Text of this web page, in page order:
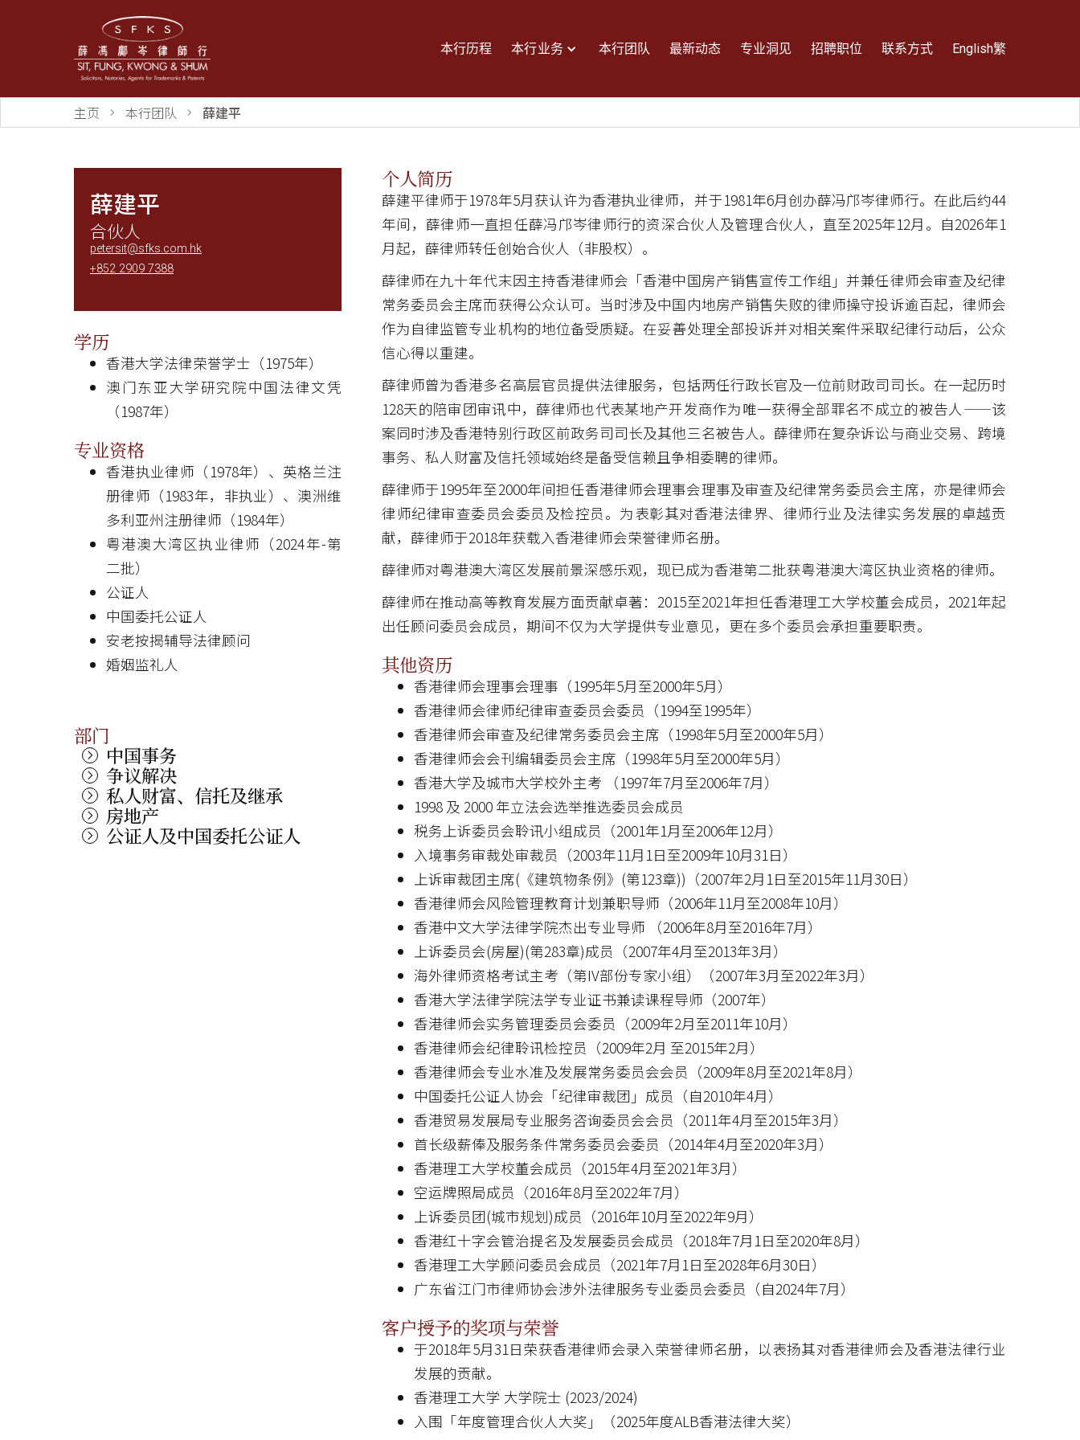
本行历程 本行业务 本行团队 最新动态 专业洞见 招聘职位 联系方式 English繁
主页 本行团队 薛建平
薛建平
合伙人
petersit@sfks.com.hk
+852 2909 7388
个人简历
薛建平律师于1978年5月获认许为香港执业律师，并于1981年6月创办薛冯邝岑律师行。在此后约44
年间，薛律师一直担任薛冯邝岑律师行的资深合伙人及管理合伙人，直至2025年12月。自2026年1
月起，薛律师转任创始合伙人（非股权）。
薛律师在九十年代末因主持香港律师会「香港中国房产销售宣传工作组」并兼任律师会审查及纪律
常务委员会主席而获得公众认可。当时涉及中国内地房产销售失败的律师操守投诉逾百起，律师会
作为自律监管专业机构的地位备受质疑。在妥善处理全部投诉并对相关案件采取纪律行动后，公众
信心得以重建。
薛律师曾为香港多名高层官员提供法律服务，包括两任行政长官及一位前财政司司长。在一起历时
128天的陪审团审讯中，薛律师也代表某地产开发商作为唯一获得全部罪名不成立的被告人——该
案同时涉及香港特别行政区前政务司司长及其他三名被告人。薛律师在复杂诉讼与商业交易、跨境
事务、私人财富及信托领域始终是备受信赖且争相委聘的律师。
薛律师于1995年至2000年间担任香港律师会理事会理事及审查及纪律常务委员会主席，亦是律师会
律师纪律审查委员会委员及检控员。为表彰其对香港法律界、律师行业及法律实务发展的卓越贡
献，薛律师于2018年获载入香港律师会荣誉律师名册。
薛律师对粤港澳大湾区发展前景深感乐观，现已成为香港第二批获粤港澳大湾区执业资格的律师。
薛律师在推动高等教育发展方面贡献卓著：2015至2021年担任香港理工大学校董会成员，2021年起
出任顾问委员会成员，期间不仅为大学提供专业意见，更在多个委员会承担重要职责。
其他资历
香港律师会理事会理事（1995年5月至2000年5月）
香港律师会律师纪律审查委员会委员（1994至1995年）
香港律师会审查及纪律常务委员会主席（1998年5月至2000年5月）
香港律师会会刊编辑委员会主席（1998年5月至2000年5月）
香港大学及城市大学校外主考 （1997年7月至2006年7月）
1998 及 2000 年立法会选举推选委员会成员
税务上诉委员会聆讯小组成员（2001年1月至2006年12月）
入境事务审裁处审裁员（2003年11月1日至2009年10月31日）
上诉审裁团主席(《建筑物条例》(第123章))（2007年2月1日至2015年11月30日）
香港律师会风险管理教育计划兼职导师（2006年11月至2008年10月）
香港中文大学法律学院杰出专业导师 （2006年8月至2016年7月）
上诉委员会(房屋)(第283章)成员（2007年4月至2013年3月）
海外律师资格考试主考（第IV部份专家小组）（2007年3月至2022年3月）
香港大学法律学院法学专业证书兼读课程导师（2007年）
香港律师会实务管理委员会委员（2009年2月至2011年10月）
香港律师会纪律聆讯检控员（2009年2月 至2015年2月）
香港律师会专业水准及发展常务委员会会员（2009年8月至2021年8月）
中国委托公证人协会「纪律审裁团」成员（自2010年4月）
香港贸易发展局专业服务咨询委员会会员（2011年4月至2015年3月）
首长级薪俸及服务条件常务委员会委员（2014年4月至2020年3月）
香港理工大学校董会成员（2015年4月至2021年3月）
空运牌照局成员（2016年8月至2022年7月）
上诉委员团(城市规划)成员（2016年10月至2022年9月）
香港红十字会管治提名及发展委员会成员（2018年7月1日至2020年8月）
香港理工大学顾问委员会成员（2021年7月1日至2028年6月30日）
广东省江门市律师协会涉外法律服务专业委员会委员（自2024年7月）
客户授予的奖项与荣誉
于2018年5月31日荣获香港律师会录入荣誉律师名册，以表扬其对香港律师会及香港法律行业
发展的贡献。
香港理工大学 大学院士 (2023/2024)
入围「年度管理合伙人大奖」（2025年度ALB香港法律大奖）
学历
香港大学法律荣誉学士（1975年）
澳门东亚大学研究院中国法律文凭
（1987年）
专业资格
香港执业律师（1978年）、英格兰注
册律师（1983年，非执业）、澳洲维
多利亚州注册律师（1984年）
粤港澳大湾区执业律师（2024年-第
二批）
公证人
中国委托公证人
安老按揭辅导法律顾问
婚姻监礼人
部门
中国事务
争议解决
私人财富、信托及继承
房地产
公证人及中国委托公证人